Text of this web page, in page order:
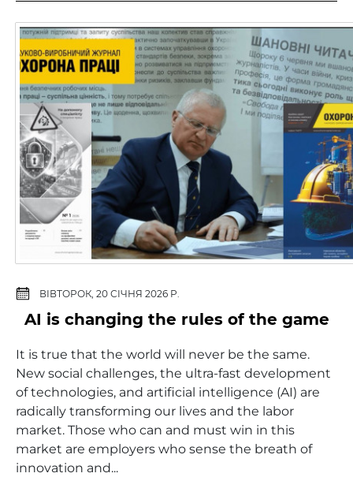
ВІВТОРОК, 20 СІЧНЯ 2026 Р.
AI is changing the rules of the game
It is true that the world will never be the same.
New social challenges, the ultra-fast development
of technologies, and artificial intelligence (AI) are
radically transforming our lives and the labor
market. Those who can and must win in this
market are employers who sense the breath of
innovation and...